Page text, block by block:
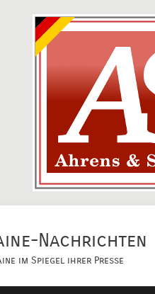
Nachrichten
im Spiegel ihrer Presse